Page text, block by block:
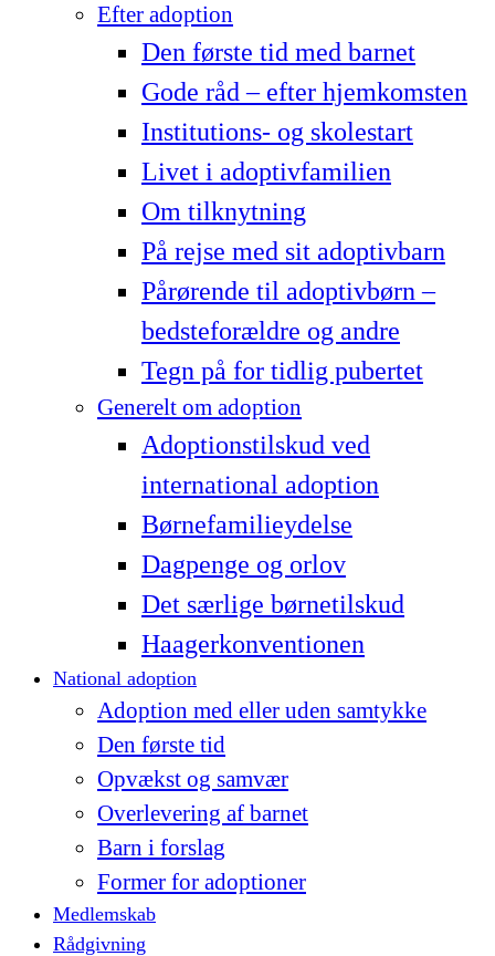
Efter adoption
Den første tid med barnet
Gode råd – efter hjemkomsten
Institutions- og skolestart
Livet i adoptivfamilien
Om tilknytning
På rejse med sit adoptivbarn
Pårørende til adoptivbørn –
bedsteforældre og andre
Tegn på for tidlig pubertet
Generelt om adoption
Adoptionstilskud ved
international adoption
Børnefamilieydelse
Dagpenge og orlov
Det særlige børnetilskud
Haagerkonventionen
National adoption
Adoption med eller uden samtykke
Den første tid
Opvækst og samvær
Overlevering af barnet
Barn i forslag
Former for adoptioner
Medlemskab
Rådgivning